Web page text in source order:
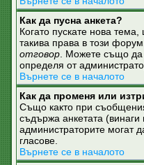
Как да пусна анкета?
Когато пускате нова
такива права в този
отговор . Можете също да
определя от
Върнете се в началото
Как да променя или
Също както при
съдържа анкетата
администраторите могат
гласове.
Върнете се в началото